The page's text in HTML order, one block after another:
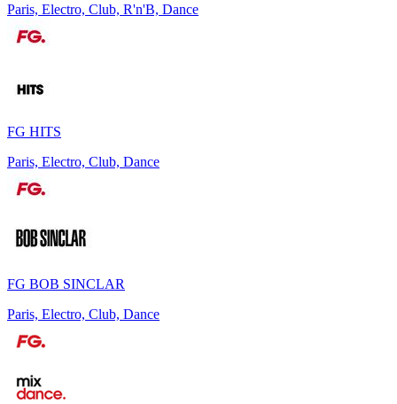
Paris, Electro, Club, R'n'B, Dance
FG HITS
Paris, Electro, Club, Dance
FG BOB SINCLAR
Paris, Electro, Club, Dance